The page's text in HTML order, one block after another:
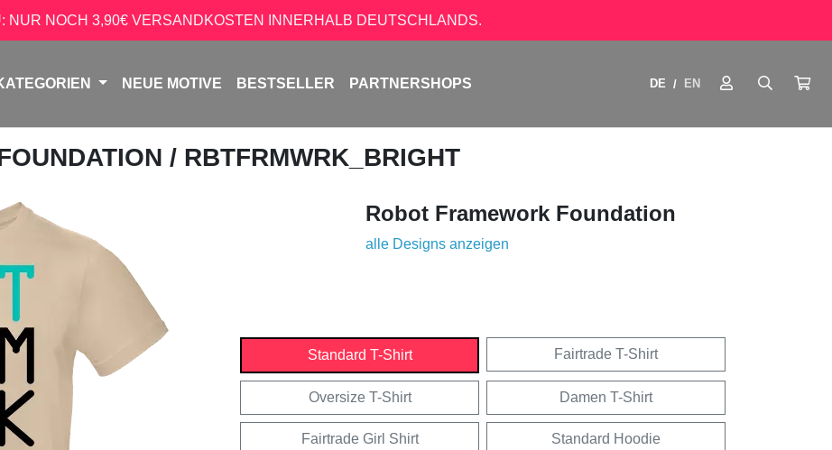
NUR NOCH 3,90€ VERSANDKOSTEN INNERHALB DEUTSCHLANDS.
NEUE MOTIVE BESTSELLER PARTNERSHOPS DE / EN
/ RBTFRMWRK_BRIGHT
Robot Framework Foundation
alle Designs anzeigen
Standard T-Shirt Fairtrade T-Shirt
Oversize T-Shirt Damen T-Shirt
Fairtrade Girl Shirt Standard Hoodie